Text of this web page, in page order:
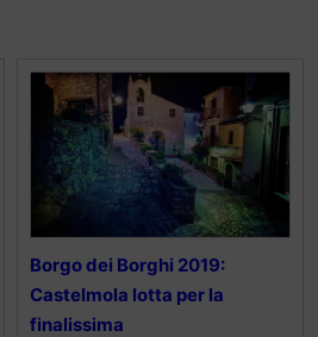
Borgo dei Borghi 2019:
Castelmola lotta per la
finalissima